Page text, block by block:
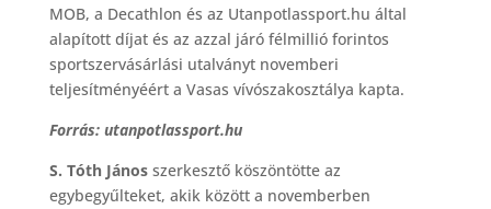
MOB, a Decathlon és az Utanpotlassport.hu által
alapított díjat és az azzal járó félmillió forintos
sportszervásárlási utalványt novemberi
teljesítményéért a Vasas vívószakosztálya kapta.
Forrás: utanpotlassport.hu
S. Tóth Jánosszerkesztő köszöntötte az
egybegyűlteket, akik között a novemberben